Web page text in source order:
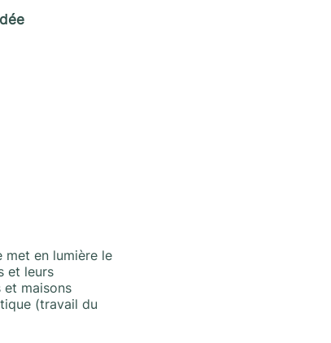
met en lumière le
et leurs
maisons
(travail du